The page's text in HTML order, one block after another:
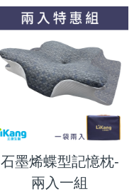
石墨烯蝶型記憶枕-
兩入一組